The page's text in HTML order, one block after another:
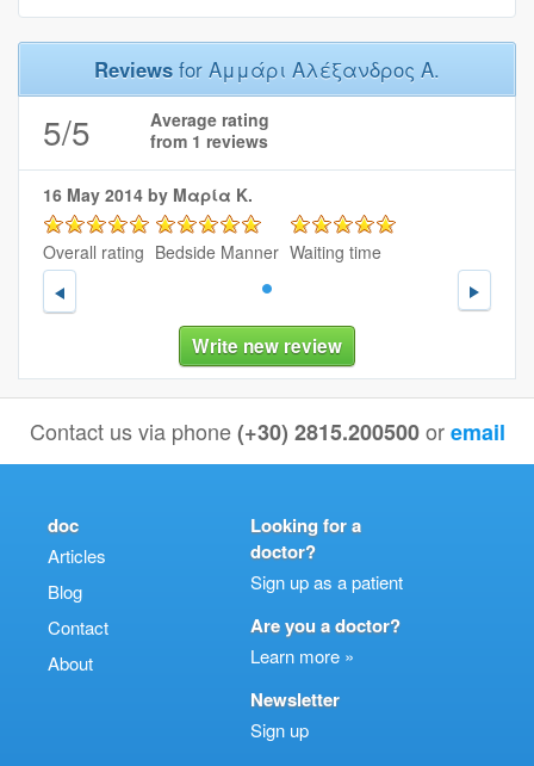
Reviews for Αμμάρι Αλέξανδρος Α.
5/5
Average rating
from 1 reviews
16 May 2014 by Μαρία Κ.
5/5
Overall rating Bedside Manner Waiting time
Write new review
Contact us via phone(+30) 2815.200500 oremail
doc
Articles
Blog
Contact
About
Looking for a
doctor?
Sign up as a patient
Are you a doctor?
Learn more »
Newsletter
Sign up